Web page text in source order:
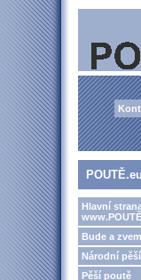
Hlavní
Bude a
Národní
Pěší poutě